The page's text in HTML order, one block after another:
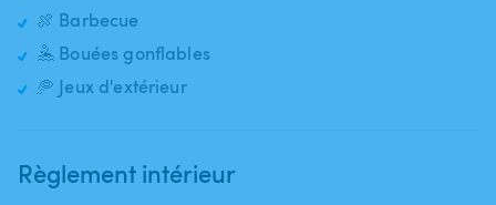
🍖 Barbecue
🤽 Bouées gonflables
🥏 Jeux d'extérieur
Règlement intérieur